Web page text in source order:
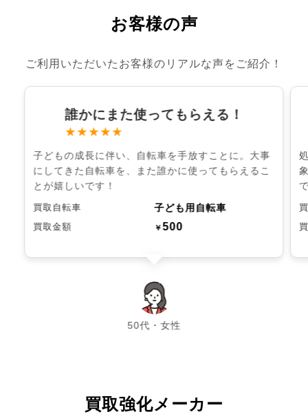
お客様の声
ご利用いただいたお客様のリアルな声をご紹介！
誰かにまた使ってもらえる！
★★★★★
子どもの成長に伴い、自転車を手放すことに。大事
にしてきた自転車を、また誰かに使ってもらえるこ
とが嬉しいです！
買取自転車 子ども用自転車
買取金額 ￥500
50代・女性
chevron_left chevron_right
買取強化メーカー